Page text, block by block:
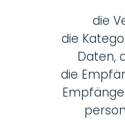
die
die
Daten,
die